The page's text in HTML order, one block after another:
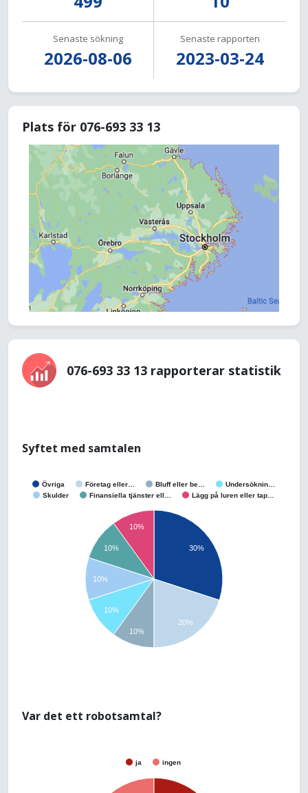
Senaste sökning
2026-08-06
Senaste rapporten
2023-03-24
Plats för 076-693 33 13
076-693 33 13 rapporterar statistik
Syftet med samtalen
Övriga Företag eller… Bluff eller be…
Undersöknin…
Skulder
Finansiella tjänster ell… Lägg på luren eller tap…
30%
10%
10%
10%
10%
10%
20%
Var det ett robotsamtal?
ja ingen